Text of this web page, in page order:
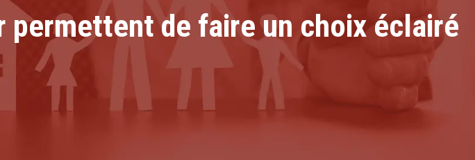
permettent de faire un choix éclairé